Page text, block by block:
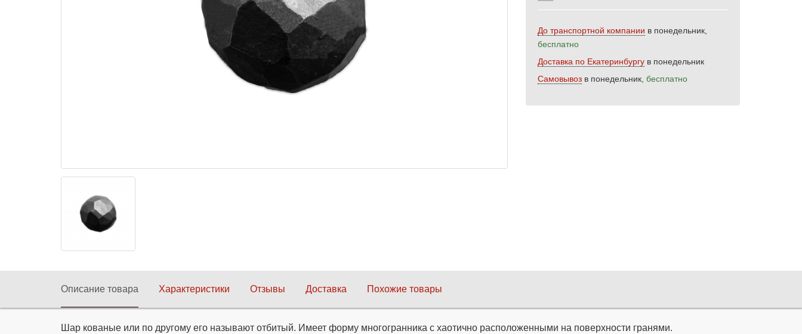
До транспортной компании в понедельник,
бесплатно
Доставка по Екатеринбургув понедельник
Самовывозв понедельник, бесплатно
Описание товара Характеристики Отзывы Доставка Похожие товары
Шар кованые или по другому его называют отбитый. Имеет форму многогранника с хаотично расположенными на поверхности гранями.